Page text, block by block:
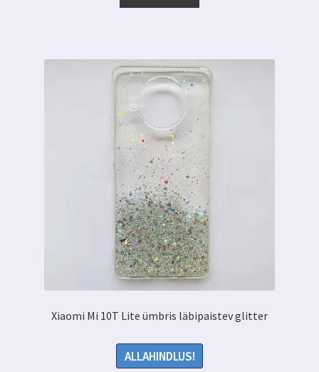
6.49 €. 4.49 €.
Xiaomi Mi 10T Lite ümbris läbipaistev glitter
ALLAHINDLUS!